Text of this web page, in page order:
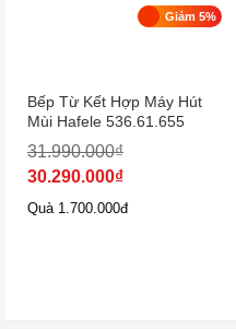
Giảm 5%
Bếp Từ Kết Hợp Máy Hút
Mùi Hafele 536.61.655
31.990.000₫
30.290.000₫
Quà 1.700.000đ